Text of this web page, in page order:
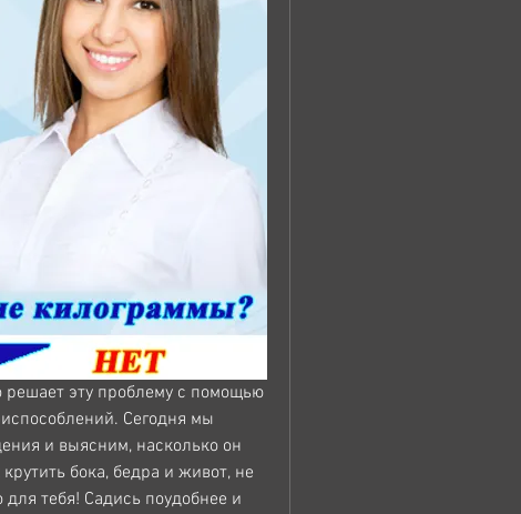
решает эту проблему с помощью
Сегодня мы
и выясним, насколько он
бока, бедра и живот, не
для тебя! Садись поудобнее и